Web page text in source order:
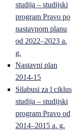
studija – studijski
program Pravo po
nastavnom planu
od 2022–2023 a.
g.
Nastavni plan
2014-15
Silabusi za l ciklus
studija – studijski
program Pravo od
2014–2015 a. g.